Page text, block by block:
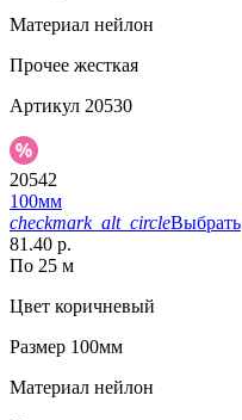
Материал нейлон
Прочее жесткая
Артикул 20530
20542
100мм
checkmark_alt_circleВыбрать
81.40 р.
По 25 м
Цвет коричневый
Размер 100мм
Материал нейлон